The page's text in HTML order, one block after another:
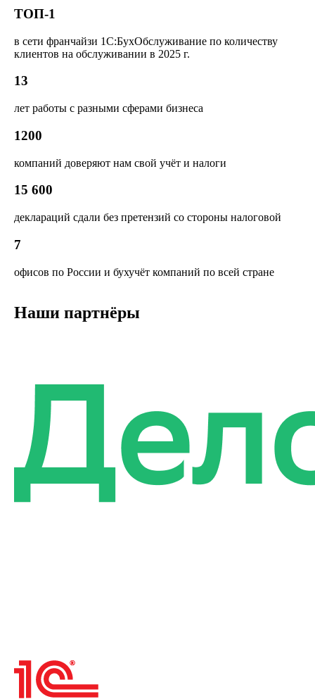
ТОП-1
в сети франчайзи 1С:БухОбслуживание по количеству
клиентов на обслуживании в 2025 г.
13
лет работы с разными сферами бизнеса
1200
компаний доверяют нам свой учёт и налоги
15 600
деклараций сдали без претензий со стороны налоговой
7
офисов по России и бухучёт компаний по всей стране
Наши партнёры